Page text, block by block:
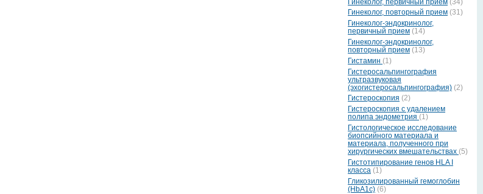
Гинеколог, повторный прием (31)
Гинеколог-эндокринолог,
первичный прием (14)
Гинеколог-эндокринолог,
повторный прием (13)
Гистамин (1)
Гистеросальпингография
ультразвуковая
(эхогистеросальпингография) (2)
Гистероскопия (2)
Гистероскопия с удалением
полипа эндометрия (1)
Гистологическое исследование
биопсийного материала и
материала, полученного при
хирургических вмешательствах (5)
Гистотипирование генов HLA I
класса (1)
Гликозилированный гемоглобин
(HbA1c) (6)